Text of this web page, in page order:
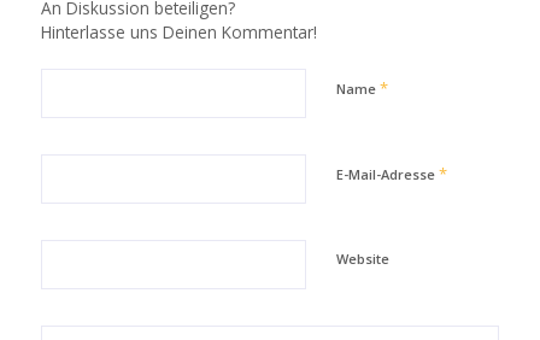
An Diskussion beteiligen?
Hinterlasse uns Deinen Kommentar!
Name *
E-Mail-Adresse *
Website